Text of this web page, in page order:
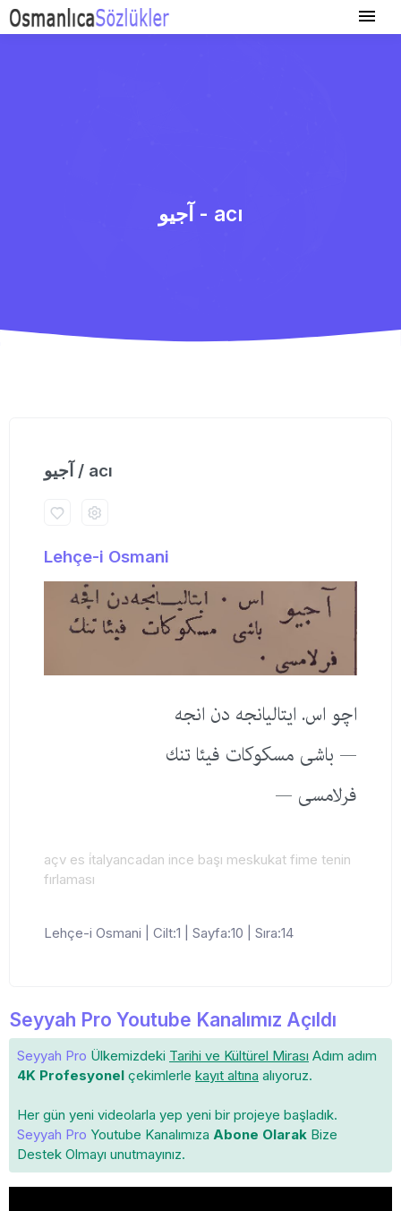
آجیو - acı
آجیو / acı
Lehçe-i Osmani
اچو اس. ایتالیانجه دن انجه
— باشی مسكوكات فیئا تنك
فرلامسی —
açv es i̇talyancadan ince başı meskukat fime tenin
fırlaması
Lehçe-i Osmani | Cilt:1 | Sayfa:10 | Sıra:14
Seyyah Pro Youtube Kanalımız Açıldı
Seyyah Pro Ülkemizdeki Tarihi ve Kültürel Mirası Adım adım
4K Profesyonel çekimlerle kayıt altına alıyoruz.
Her gün yeni videolarla yep yeni bir projeye başladık.
Seyyah Pro Youtube Kanalımıza Abone Olarak Bize
Destek Olmayı unutmayınız.